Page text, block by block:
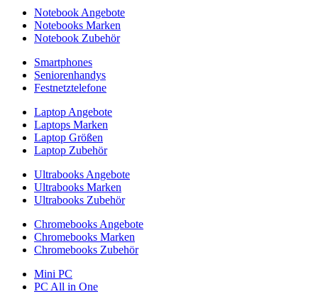
Notebook Angebote
Notebooks Marken
Notebook Zubehör
Smartphones
Seniorenhandys
Festnetztelefone
Laptop Angebote
Laptops Marken
Laptop Größen
Laptop Zubehör
Ultrabooks Angebote
Ultrabooks Marken
Ultrabooks Zubehör
Chromebooks Angebote
Chromebooks Marken
Chromebooks Zubehör
Mini PC
PC All in One